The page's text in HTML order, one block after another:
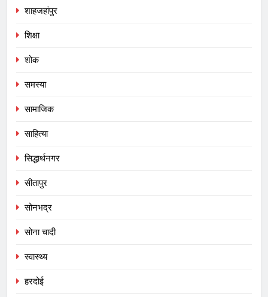
शाहजहांपुर
शिक्षा
शोक
समस्या
सामाजिक
साहित्या
सिद्धार्थनगर
सीतापुर
सोनभद्र
सोना चादी
स्वास्थ्य
हरदोई